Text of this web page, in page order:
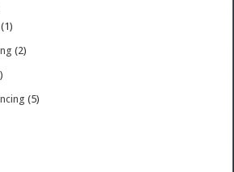
(1)
(2)
(5)